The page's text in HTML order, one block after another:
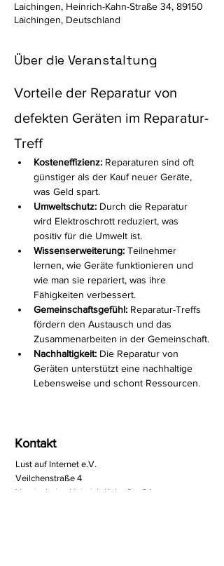
Laichingen, Heinrich-Kahn-Straße 34, 89150
Laichingen, Deutschland
Über die Veranstaltung
Vorteile der Reparatur von
defekten Geräten im Reparatur-
Treff
Kosteneffizienz: Reparaturen sind oft
günstiger als der Kauf neuer Geräte,
was Geld spart.
Umweltschutz: Durch die Reparatur
wird Elektroschrott reduziert, was
positiv für die Umwelt ist.
Wissenserweiterung: Teilnehmer
lernen, wie Geräte funktionieren und
wie man sie repariert, was ihre
Fähigkeiten verbessert.
Gemeinschaftsgefühl: Reparatur-Treffs
fördern den Austausch und das
Zusammenarbeiten in der Gemeinschaft.
Nachhaltigkeit: Die Reparatur von
Geräten unterstützt eine nachhaltige
Lebensweise und schont Ressourcen.
Kontakt
Lust auf Internet e.V.
Veilchenstraße 4
Vereinsheim: Heinrich-Kahn Str. 34